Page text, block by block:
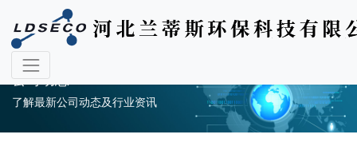
公司动态
了解最新公司动态及行业资讯